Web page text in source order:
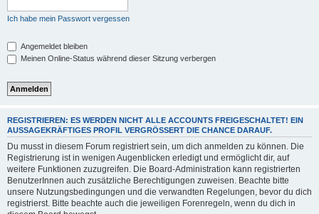
Ich habe mein Passwort vergessen
Angemeldet bleiben
Meinen Online-Status während dieser Sitzung verbergen
REGISTRIEREN: ES WERDEN NICHT ALLE ACCOUNTS FREIGESCHALTET! EIN
AUSSAGEKRÄFTIGES PROFIL VERGRÖSSERT DIE CHANCE DARAUF.
Du musst in diesem Forum registriert sein, um dich anmelden zu können. Die
Registrierung ist in wenigen Augenblicken erledigt und ermöglicht dir, auf
weitere Funktionen zuzugreifen. Die Board-Administration kann registrierten
BenutzerInnen auch zusätzliche Berechtigungen zuweisen. Beachte bitte
unsere Nutzungsbedingungen und die verwandten Regelungen, bevor du dich
registrierst. Bitte beachte auch die jeweiligen Forenregeln, wenn du dich in